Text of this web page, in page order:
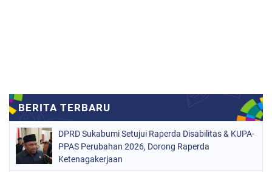
DPRD Sukabumi Setujui Raperda Disabilitas & KUPA-
PPAS Perubahan 2026, Dorong Raperda
Ketenagakerjaan